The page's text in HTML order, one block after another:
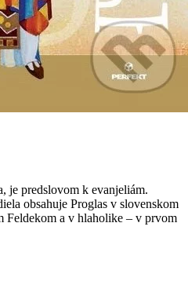
je predslovom k evanjeliám.
obsahuje Proglas v slovenskom
Feldekom a v hlaholike – v prvom